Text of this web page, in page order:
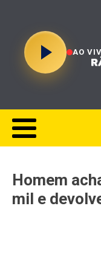
AO
Homem
mil e